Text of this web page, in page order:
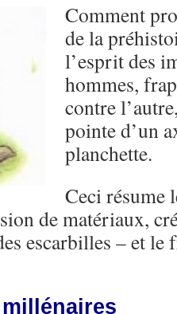
Comment
de la
l’esprit des
hommes,
contre
pointe d’un
planchette.
Ceci résume
de matériaux,
escarbilles – et le